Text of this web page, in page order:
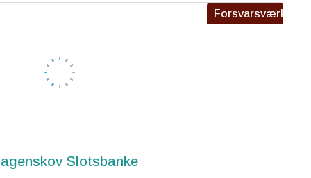
Forsvarsværk
Slotsbanke